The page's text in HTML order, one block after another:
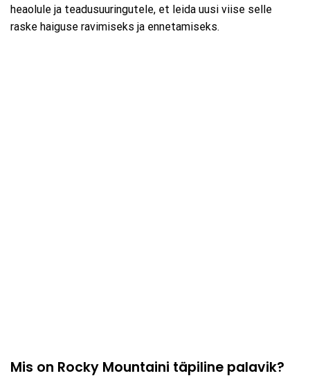
heaolule ja teadusuuringutele, et leida uusi viise selle
raske haiguse ravimiseks ja ennetamiseks.
Mis on Rocky Mountaini täpiline palavik?